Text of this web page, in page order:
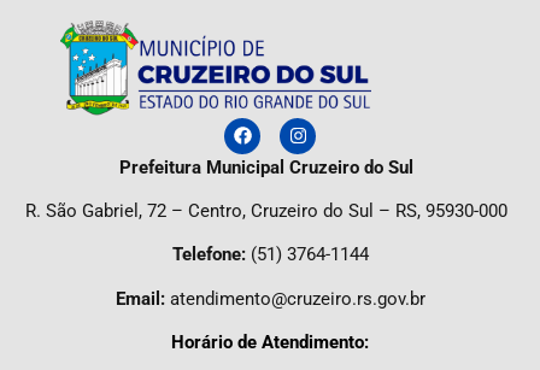
Prefeitura Municipal Cruzeiro do Sul
R. São Gabriel, 72 – Centro, Cruzeiro do Sul – RS, 95930-000
Telefone:(51) 3764-1144
Email: atendimento@cruzeiro.rs.gov.br
Horário de Atendimento: